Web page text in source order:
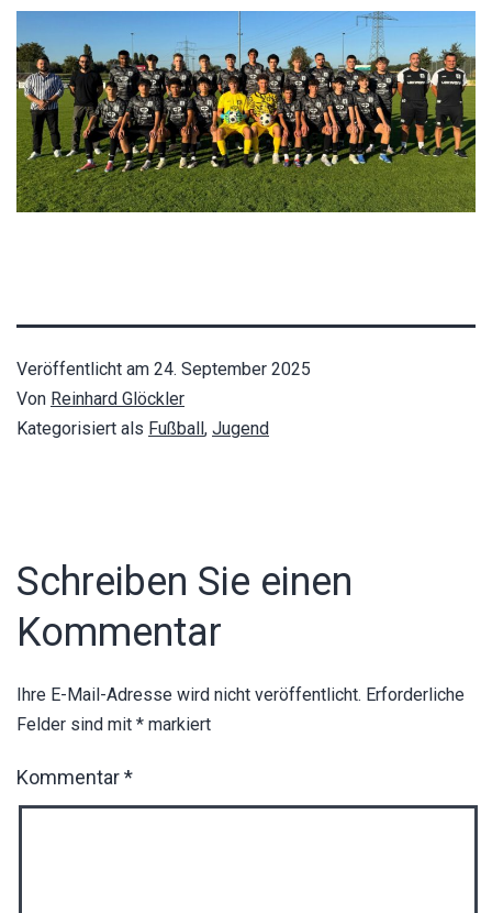
Veröffentlicht am 24. September 2025
Von Reinhard Glöckler
Kategorisiert als Fußball, Jugend
Schreiben Sie einen
Kommentar
Ihre E-Mail-Adresse wird nicht veröffentlicht. Erforderliche
Felder sind mit * markiert
Kommentar*